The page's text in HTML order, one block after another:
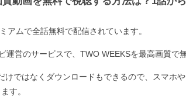
アムで全話無料で配信されています。
運営のサービスで、TWO WEEKSを最高画質で
けではなくダウンロードもできるので、スマホ
す。